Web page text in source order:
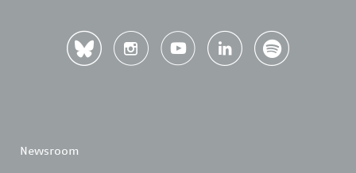
Newsroom